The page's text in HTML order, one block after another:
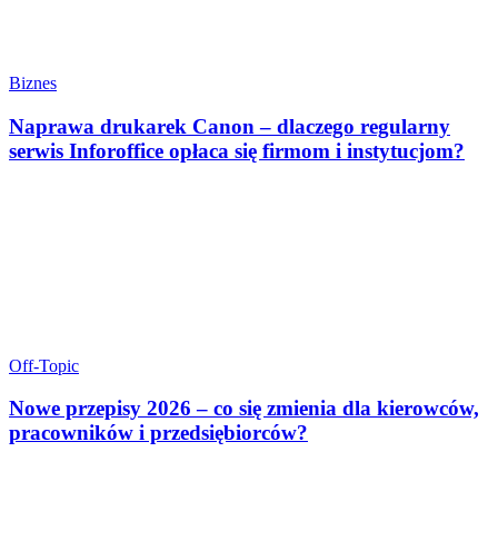
Biznes
Naprawa drukarek Canon – dlaczego regularny
serwis Inforoffice opłaca się firmom i instytucjom?
Off-Topic
Nowe przepisy 2026 – co się zmienia dla kierowców,
pracowników i przedsiębiorców?